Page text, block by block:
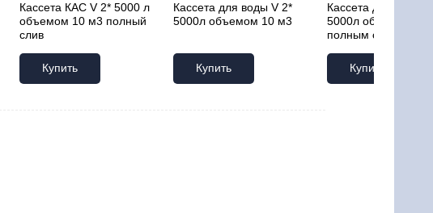
Кассета КАС V 2* 5000 л
объемом 10 м3 полный
слив
Купить
Кассета для воды V 2*
5000л объемом 10 м3
Купить
Кассета для воды
5000л объемом 10
полным сливом
Купить